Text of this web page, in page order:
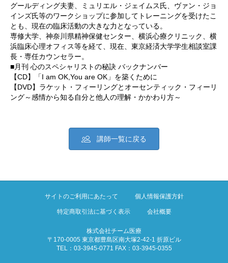
グールディング夫妻、ミュリエル・ジェイムス氏、ヴァン・ジョ
インズ氏等のワークショップに参加してトレーニングを受けたこ
とも、現在の臨床活動の大きな力となっている。
専修大学、神奈川県精神保健センター、横浜心療クリニック、横
浜臨床心理オフィス等を経て、現在、東京経済大学学生相談室課
長・専任カウンセラー。
■月刊 心のスペシャリストの秘訣 バックナンバー
【CD】「I am OK,You are OK」を築くために
【DVD】ラケット・フィーリングとオーセンティック・フィーリ
ング～感情から知る自分と他人の理解・かかわり方～
講師一覧に戻る
サイトのご利用にあたって 個人情報保護方針
特定商取引法に基づく表示 会社概要
株式会社チーム医療
〒170-0005 東京都豊島区南大塚2-42-1 折原ビル
TEL：03-3945-0771 FAX：03-3945-0355